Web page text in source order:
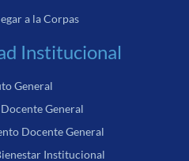
a la Corpas
Institucional
General
General
Docente General
Institucional